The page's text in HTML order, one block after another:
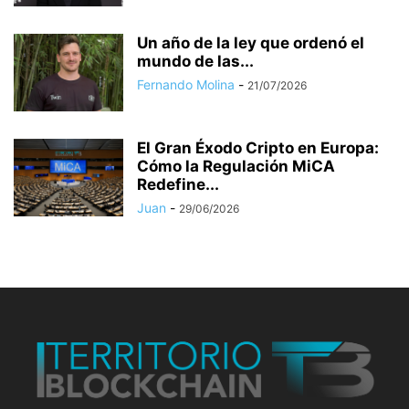
Un año de la ley que ordenó el
mundo de las...
Fernando Molina - 21/07/2026
El Gran Éxodo Cripto en Europa:
Cómo la Regulación MiCA
Redefine...
Juan - 29/06/2026